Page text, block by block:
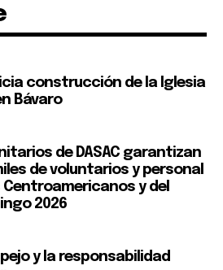
construcción de la Iglesia
Bávaro
de DASAC garantizan
de voluntarios y personal
Centroamericanos y del
2026
y la responsabilidad